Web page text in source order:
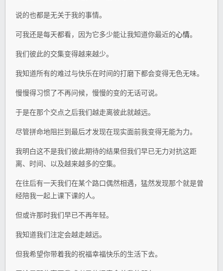
说的也都是无关于我的事情。
可我还是每天都看，因为它多少能让我知道你最近的心情。
我们彼此的交集变得越来越少。
我知道所有的难过与快乐在时间的打磨下都会变得无色无味。
慢慢得习惯了不再问候，慢慢的变的无话可说。
于是在那个交点之后我们越走离彼此就越远。
尽管拼命地阻拦到最后才发现在现实面前我变得无能为力。
我明白这不是我们彼此期待的结果但我们早已无力对抗这距
离、时间、以及越来越多的空集。
在往后有一天我们在某个路口偶然相遇，猛然发现那个就是曾
经陪我一起上课下课的人。
但或许那时我们早已不再年轻。
我知道我们注定会越走越远。
但我希望你带着我的祝福幸福快乐的生活下去。